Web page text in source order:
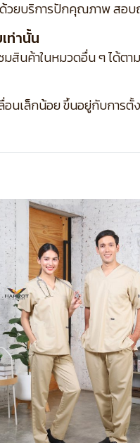
ยบริการปักคุณภาพ สอบถ
ท่านั้น
สินค้าในหมวดอื่น ๆ ได้ตา
นเล็กน้อย ขึ้นอยู่กับการตั้